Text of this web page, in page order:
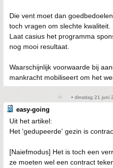
Die vent moet dan
toch vragen om slechte kwaliteit.
Laat casius het programma
nog mooi resultaat.
Waarschijnlijk voorwaarde bij
mankracht mobiliseert om het
• dinsdag 21 juni
easy-going
Uit het artikel:
Het 'gedupeerde' gezin is
[Naiefmodus] Het is toch een
ze moeten wel een contract